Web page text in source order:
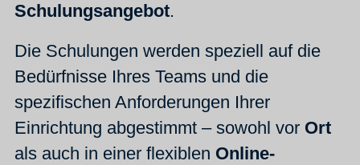
Schulungsangebot.
Die Schulungen werden speziell auf die
Bedürfnisse Ihres Teams und die
spezifischen Anforderungen Ihrer
Einrichtung abgestimmt – sowohl vor Ort
als auch in einer flexiblen Online-